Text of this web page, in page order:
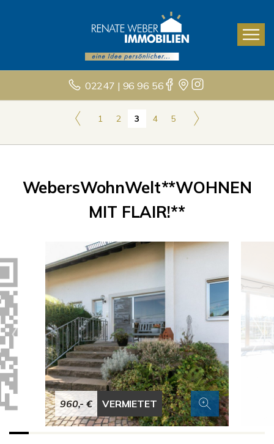
02247 | 96 96 56
1 2 3 4 5
WebersWohnWelt**WOHNEN
MIT FLAIR!**
960,- € VERMIETET